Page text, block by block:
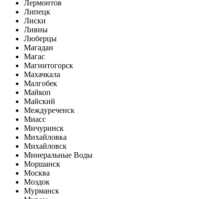
Лермонтов
Липецк
Лиски
Ливны
Люберцы
Магадан
Магас
Магнитогорск
Махачкала
Малгобек
Майкоп
Майский
Междуреченск
Миасс
Мичуринск
Михайловка
Михайловск
Минеральные Воды
Моршанск
Москва
Моздок
Мурманск